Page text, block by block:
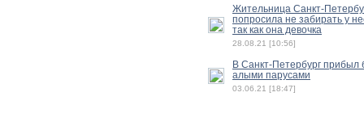
Жительница Санкт-
попросила не забирать у
так как она девочка
28.08.21 [10:56]
В Санкт-Петербург прибыл
алыми парусами
03.06.21 [18:47]